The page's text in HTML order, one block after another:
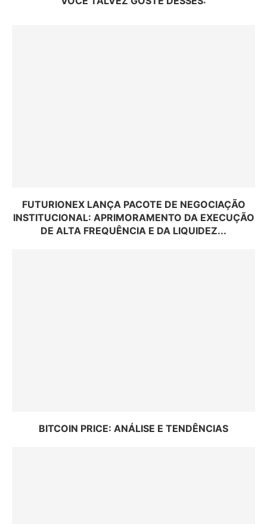
FUTURIONEX LANÇA PACOTE DE NEGOCIAÇÃO
INSTITUCIONAL: APRIMORAMENTO DA EXECUÇÃO
DE ALTA FREQUÊNCIA E DA LIQUIDEZ...
BITCOIN PRICE: ANÁLISE E TENDÊNCIAS